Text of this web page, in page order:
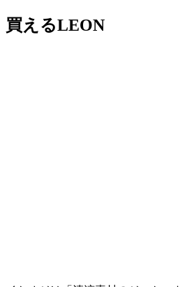
買えるLEON